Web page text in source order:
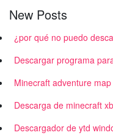
New Posts
¿por qué no puedo
Descargar programa
Minecraft adventure
Descarga de minecraft
Descargador de ytd